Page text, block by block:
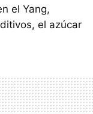
el Yang,
el azúcar